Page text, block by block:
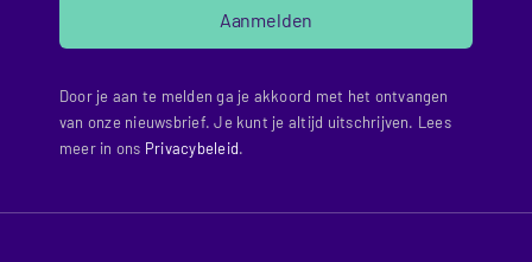
Aanmelden
Door je aan te melden ga je akkoord met het ontvangen
van onze nieuwsbrief. Je kunt je altijd uitschrijven. Lees
meer in ons Privacybeleid.